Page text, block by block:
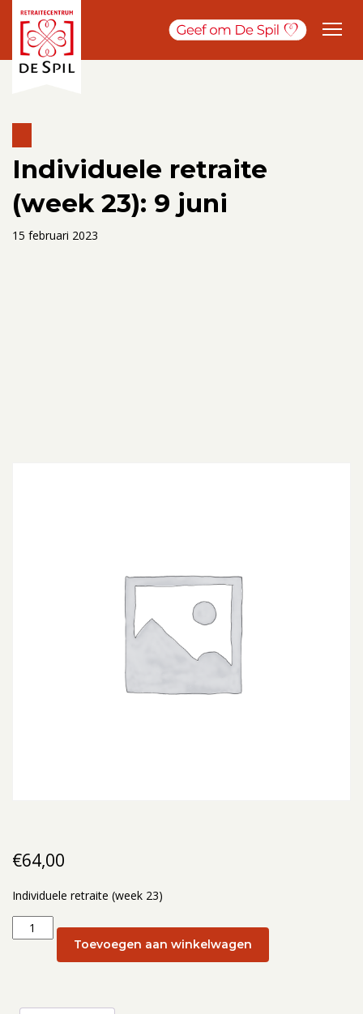
Individuele retraite
(week 23): 9 juni
15 februari 2023
€64,00
Individuele retraite (week 23)
Individuele
retraite
Toevoegen aan winkelwagen